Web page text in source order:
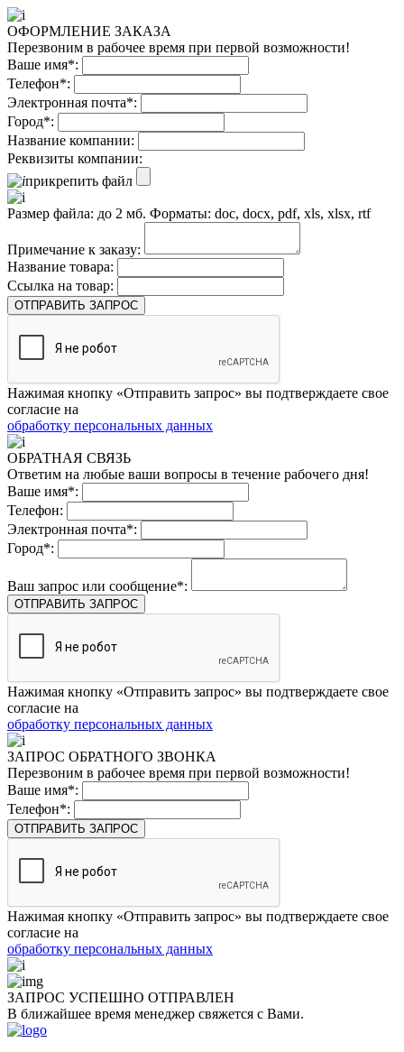
ОФОРМЛЕНИЕ ЗАКАЗА
Перезвоним в рабочее время при первой возможности!
Ваше имя*:
Телефон*:
Электронная почта*:
Город*:
Название компании:
Реквизиты компании:
прикрепить файл
Размер файла: до 2 мб. Форматы: doc, docx, pdf, xls, xlsx, rtf
Примечание к заказу:
Название товара:
Ссылка на товар:
ОТПРАВИТЬ ЗАПРОС
Нажимая кнопку «Отправить запрос» вы подтверждаете свое
согласие на
обработку персональных данных
ОБРАТНАЯ СВЯЗЬ
Ответим на любые ваши вопросы в течение рабочего дня!
Ваше имя*:
Телефон:
Электронная почта*:
Город*:
Ваш запрос или сообщение*:
ОТПРАВИТЬ ЗАПРОС
Нажимая кнопку «Отправить запрос» вы подтверждаете свое
согласие на
обработку персональных данных
ЗАПРОС ОБРАТНОГО ЗВОНКА
Перезвоним в рабочее время при первой возможности!
Ваше имя*:
Телефон*:
ОТПРАВИТЬ ЗАПРОС
Нажимая кнопку «Отправить запрос» вы подтверждаете свое
согласие на
обработку персональных данных
ЗАПРОС УСПЕШНО ОТПРАВЛЕН
В ближайшее время менеджер свяжется с Вами.